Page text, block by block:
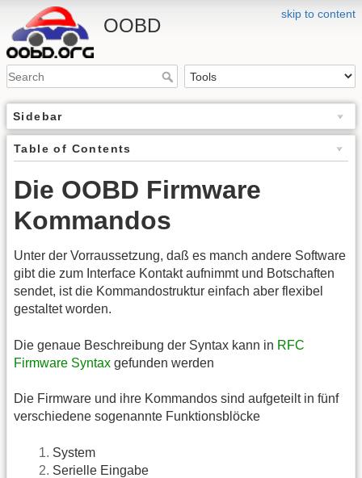
skip to content
OOBD
Sidebar
Table of Contents
Die OOBD Firmware
Kommandos
Unter der Vorraussetzung, daß es manch andere Software
gibt die zum Interface Kontakt aufnimmt und Botschaften
sendet, ist die Kommandostruktur einfach aber flexibel
gestaltet worden.
Die genaue Beschreibung der Syntax kann in RFC
Firmware Syntax gefunden werden
Die Firmware und ihre Kommandos sind aufgeteilt in fünf
verschiedene sogenannte Funktionsblöcke
System
Serielle Eingabe